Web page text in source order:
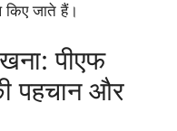
किए जाते हैं।
पीएफ
पहचान और